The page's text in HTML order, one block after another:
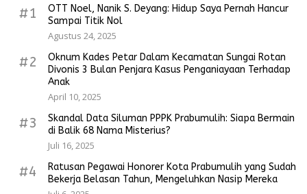
#1
OTT Noel, Nanik S. Deyang: Hidup Saya Pernah Hancur
Sampai Titik Nol
Agustus 24, 2025
#2
Oknum Kades Petar Dalam Kecamatan Sungai Rotan
Divonis 3 Bulan Penjara Kasus Penganiayaan Terhadap
Anak
April 10, 2025
#3
Skandal Data Siluman PPPK Prabumulih: Siapa Bermain
di Balik 68 Nama Misterius?
Juli 16, 2025
#4
Ratusan Pegawai Honorer Kota Prabumulih yang Sudah
Bekerja Belasan Tahun, Mengeluhkan Nasip Mereka